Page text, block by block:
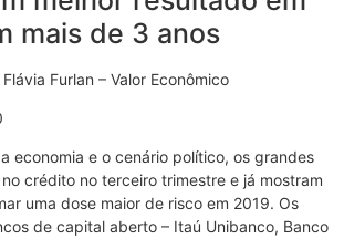
mais de 3 anos
Furlan – Valor Econômico
economia e o cenário político, os grandes
crédito no terceiro trimestre e já mostram
uma dose maior de risco em 2019. Os
de capital aberto – Itaú Unibanco, Banco